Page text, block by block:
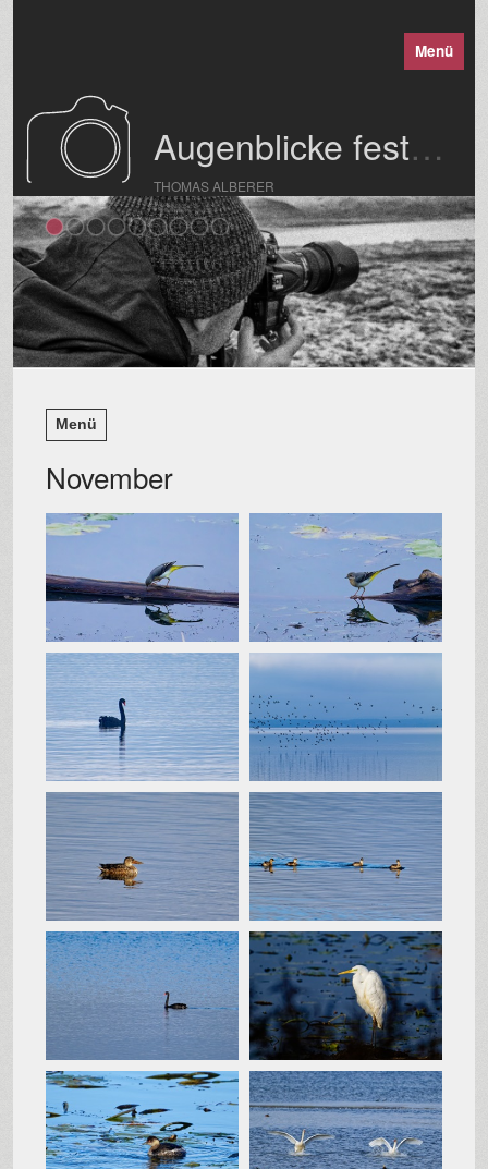
Menü
Augenblicke festgehalten
THOMAS ALBERER
Menü
November